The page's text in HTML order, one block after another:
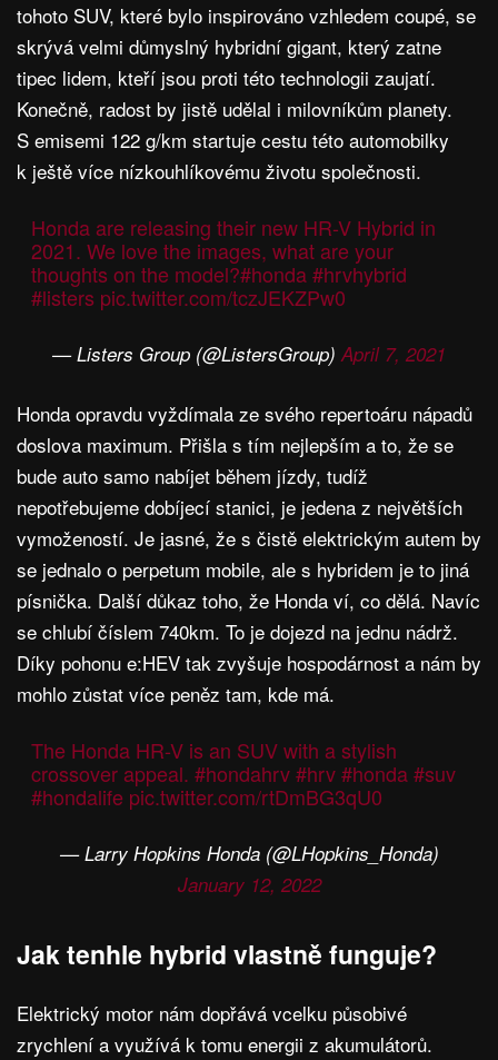
tohoto SUV, které bylo inspirováno vzhledem coupé, se
skrývá velmi důmyslný hybridní gigant, který zatne
tipec lidem, kteří jsou proti této technologii zaujatí.
Konečně, radost by jistě udělal i milovníkům planety.
S emisemi 122 g/km startuje cestu této automobilky
k ještě více nízkouhlíkovému životu společnosti.
Honda are releasing their new HR-V Hybrid in
2021. We love the images, what are your
thoughts on the model?#honda #hrvhybrid
#listers pic.twitter.com/tczJEKZPw0
— Listers Group (@ListersGroup)April 7, 2021
Honda opravdu vyždímala ze svého repertoáru nápadů
doslova maximum. Přišla s tím nejlepším a to, že se
bude auto samo nabíjet během jízdy, tudíž
nepotřebujeme dobíjecí stanici, je jedena z největších
vymožeností. Je jasné, že s čistě elektrickým autem by
se jednalo o perpetum mobile, ale s hybridem je to jiná
písnička. Další důkaz toho, že Honda ví, co dělá. Navíc
se chlubí číslem 740km. To je dojezd na jednu nádrž.
Díky pohonu e:HEV tak zvyšuje hospodárnost a nám by
mohlo zůstat více peněz tam, kde má.
The Honda HR-V is an SUV with a stylish
crossover appeal. #hondahrv #hrv #honda #suv
#hondalife pic.twitter.com/rtDmBG3qU0
— Larry Hopkins Honda (@LHopkins_Honda)
January 12, 2022
Jak tenhle hybrid vlastně funguje?
Elektrický motor nám dopřává vcelku působivé
zrychlení a využívá k tomu energii z akumulátorů.